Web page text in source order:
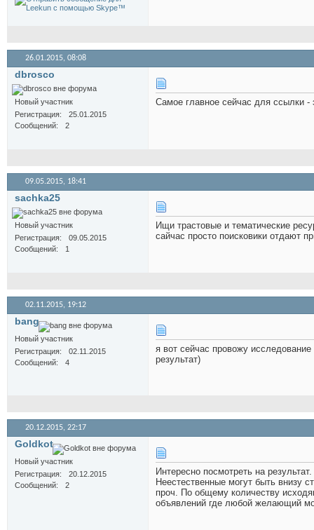
26.01.2015, 08:08
dbrosco
Новый участник
Регистрация
25.01.2015
Сообщений
2
Самое главное сейчас для ссылки -
09.05.2015, 18:41
sachka25
Новый участник
Регистрация
09.05.2015
Сообщений
1
Ищи трастовые и тематические
сайчас просто поисковики отдают
02.11.2015, 19:12
bang
Новый участник
Регистрация
02.11.2015
Сообщений
4
я вот сейчас провожу
результат)
20.12.2015, 22:17
Goldkot
Новый участник
Регистрация
20.12.2015
Сообщений
2
Интересно посмотреть на
Неестественные могут быть внизу
проч. По общему количеству
объявлений где любой желающий